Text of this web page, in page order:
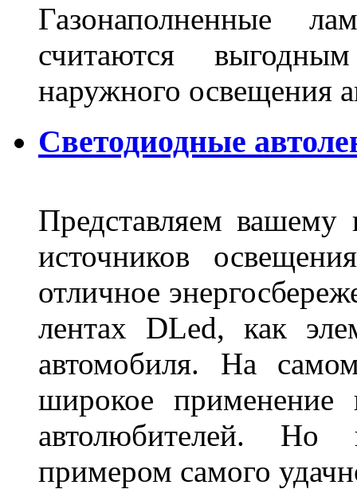
Газонаполненные
считаются
наружного освещения
Светодиодные
Представляем
источников
отличное
лентах DLed, как
автомобиля. На
широкое
автолюбителей. Но
примером самого